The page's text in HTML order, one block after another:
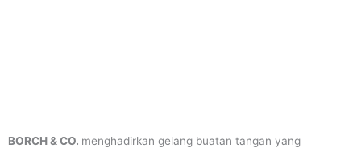
BORCH & CO. menghadirkan gelang buatan tangan yang